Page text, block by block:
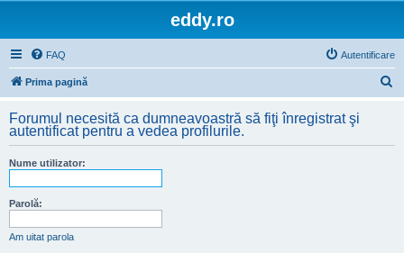
eddy.ro
FAQ Autentificare
Prima pagină
t
Forumul necesită ca dumneavoastră să fiţi înregistrat şi
autentificat pentru a vedea profilurile.
Nume utilizator:
Parolă:
Am uitat parola